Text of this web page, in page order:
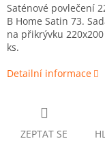
Saténové povlečení
B Home Satin 73.
na přikrývku
ks.
Detailní informace
ZEPTAT SE